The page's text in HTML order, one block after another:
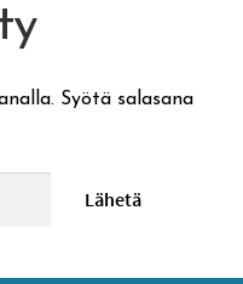
Syötä salasana